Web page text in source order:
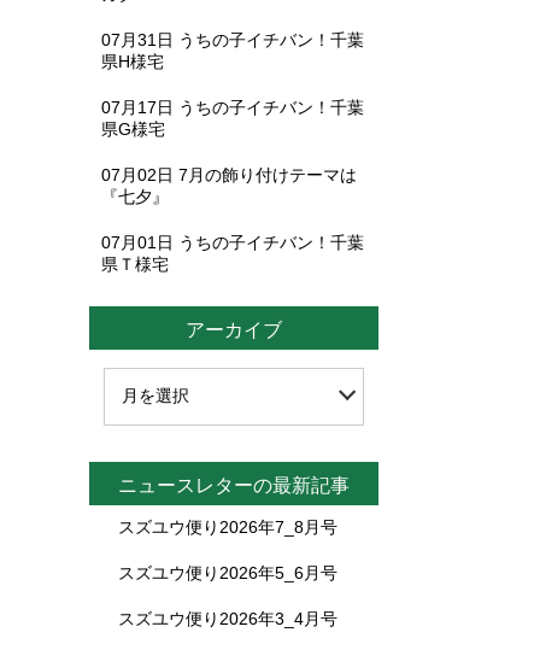
07月31日 うちの子イチバン！千葉
県H様宅
07月17日 うちの子イチバン！千葉
県G様宅
07月02日 7月の飾り付けテーマは
『七夕』
07月01日 うちの子イチバン！千葉
県Ｔ様宅
アーカイブ
ニュースレターの最新記事
スズユウ便り2026年7_8月号
スズユウ便り2026年5_6月号
スズユウ便り2026年3_4月号